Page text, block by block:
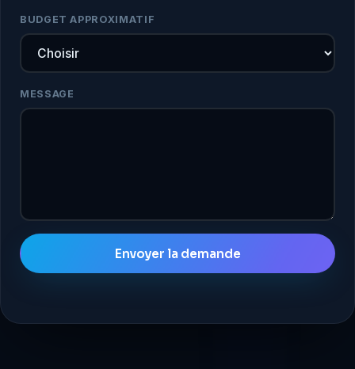
BUDGET APPROXIMATIF
MESSAGE
Envoyer la demande